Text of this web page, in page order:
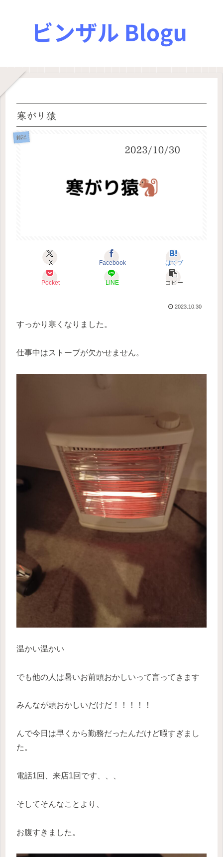
寒がり猿
雑記
X Facebook はてブ
Pocket LINE コピー
2023.10.30
すっかり寒くなりました。
仕事中はストーブが欠かせません。
温かい温かい
でも他の人は暑いお前頭おかしいって言ってきます
みんなが頭おかしいだけだ！！！！！
んで今日は早くから勤務だったんだけど暇すぎまし
た。
電話1回、来店1回です、、、
そしてそんなことより、
お腹すきました。